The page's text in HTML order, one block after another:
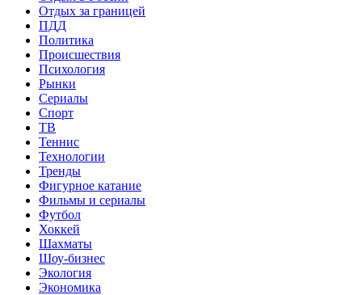
Отдых за границей
ПДД
Политика
Происшествия
Психология
Рынки
Сериалы
Спорт
ТВ
Теннис
Технологии
Тренды
Фигурное катание
Фильмы и сериалы
Футбол
Хоккей
Шахматы
Шоу-бизнес
Экология
Экономика